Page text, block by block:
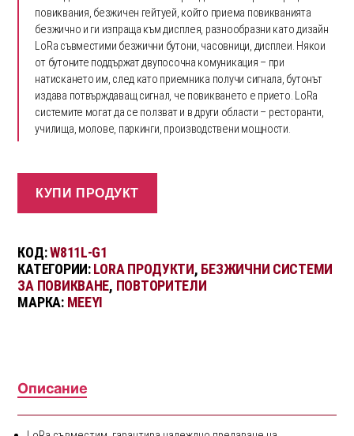
повиквания, безжичен гейтуей, който приема повикванията
безжично и ги изпраща към дисплея, разнообразни като дизайн
LoRa съвместими безжични бутони, часовници, дисплеи. Някои
от бутоните поддържат двупосочна комуникация – при
натискането им, след като приемника получи сигнала, бутонът
издава потвърждаващ сигнал, че повикването е прието. LoRa
системите могат да се ползват и в други области – ресторанти,
училища, молове, паркинги, производствени мощности.
КУПИ ПРОДУКТ
КОД:W811L-G1
КАТЕГОРИИ:LORA ПРОДУКТИ, БЕЗЖИЧНИ СИСТЕМИ
ЗА ПОВИКВАНЕ, ПОВТОРИТЕЛИ
МАРКА: MEEYI
Описание